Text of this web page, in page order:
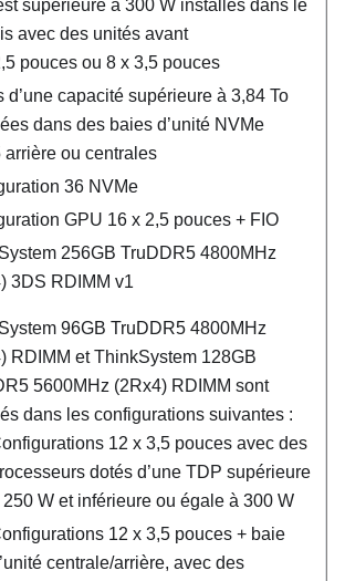
supérieure à 300 W installés dans le
avec des unités avant
pouces ou 8 x 3,5 pouces
d’une capacité supérieure à 3,84 To
dans des baies d’unité NVMe
arrière ou centrales
36 NVMe
GPU 16 x 2,5 pouces + FIO
256GB TruDDR5 4800MHz
3DS RDIMM v1
96GB TruDDR5 4800MHz
RDIMM etThinkSystem 128GB
5600MHz (2Rx4) RDIMM sont
dans les configurations suivantes :
12 x 3,5 pouces avec des
dotés d’une TDP supérieure
250 W et inférieure ou égale à 300 W
12 x 3,5 pouces + baie
centrale/arrière, avec des